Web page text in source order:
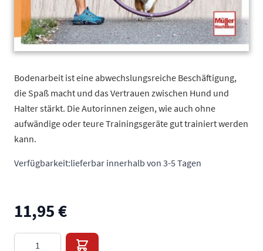
Bodenarbeit ist eine abwechslungsreiche Beschäftigung,
die Spaß macht und das Vertrauen zwischen Hund und
Halter stärkt. Die Autorinnen zeigen, wie auch ohne
aufwändige oder teure Trainingsgeräte gut trainiert werden
kann.
Verfügbarkeit:lieferbar innerhalb von 3-5 Tagen
11,95 €
Menge